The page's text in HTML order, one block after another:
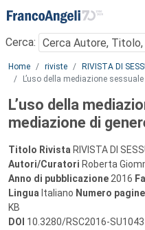
Menu
Cerca:
Main content
Home riviste RIVISTA DI
L’uso della mediazione
L’uso della
mediazione di
Titolo Rivista RIVISTA DI
Autori/Curatori Roberta
Anno di pubblicazione 2016
Lingua Italiano Numero pagine
KB
DOI 10.3280/RSC2016-SU1043